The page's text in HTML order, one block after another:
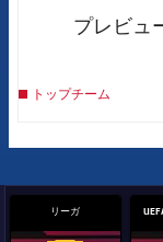
プレビュ
トップチーム
リーガ